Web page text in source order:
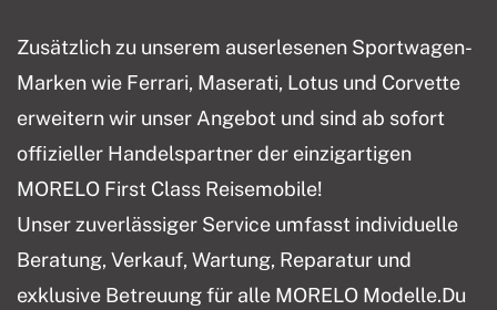
Zusätzlich zu unserem auserlesenen Sportwagen-
Marken wie Ferrari, Maserati, Lotus und Corvette
erweitern wir unser Angebot und sind ab sofort
offizieller Handelspartner der einzigartigen
MORELO First Class Reisemobile!
Unser zuverlässiger Service umfasst individuelle
Beratung, Verkauf, Wartung, Reparatur und
exklusive Betreuung für alle MORELO Modelle.Du